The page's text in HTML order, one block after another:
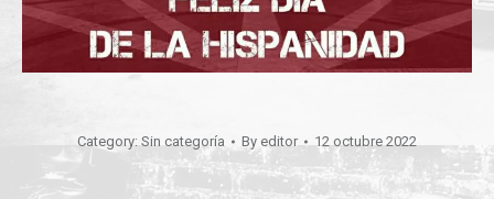
Category:Sin categoría By editor 12 octubre 2022